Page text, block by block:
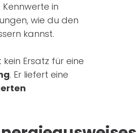
in
wie du den
kannst.
kein Ersatz für eine
. Er liefert eine